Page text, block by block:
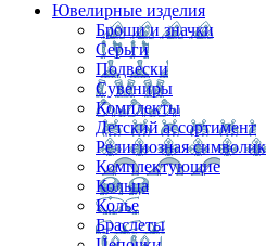
Ювелирные изделия
Броши и значки
Серьги
Подвески
Сувениры
Комплекты
Детский ассортимент
Религиозная
Комплектующие
Кольца
Колье
Браслеты